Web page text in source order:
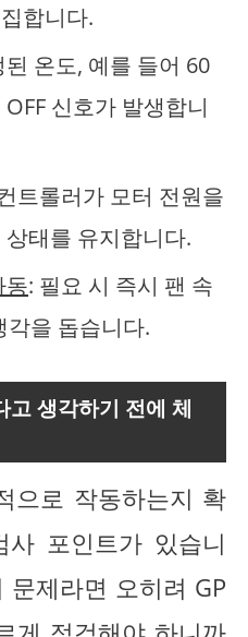
합니다.
된 온도, 예를 들어 60
신호가 발생합니
트롤러가 모터 전원을
태를 유지합니다.
동: 필요 시 즉시 팬 속
각을 돕습니다.
고 생각하기 전에 체
으로 작동하는지 확
포인트가 있습니
제라면 오히려 GP